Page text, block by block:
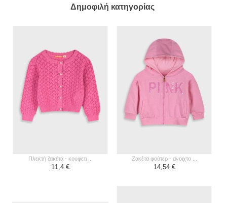
Δημοφιλή κατηγορίας
πλεκτή ζακέτα - κουφετι ...
11,4 €
ζακέτα φούτερ - ανοιχτο ...
14,54 €